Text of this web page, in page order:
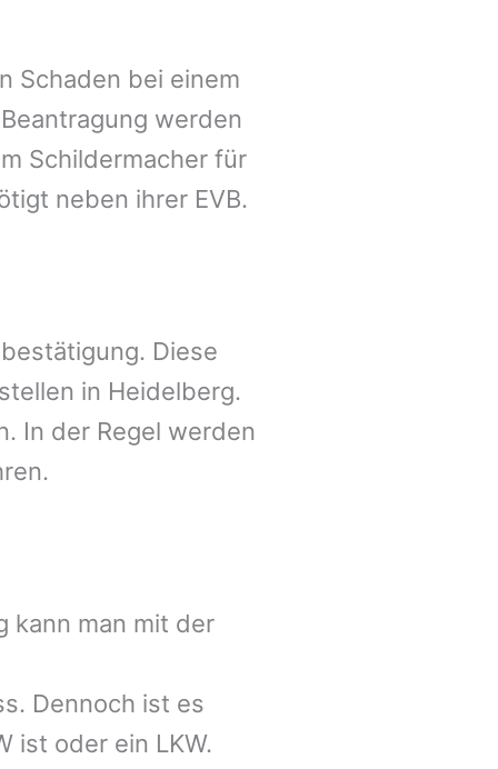
Schaden bei einem
werden
Schildermacher für
neben ihrer EVB.
Diese
in Heidelberg.
In der Regel werden
kann man mit der
Dennoch ist es
ist oder ein LKW.